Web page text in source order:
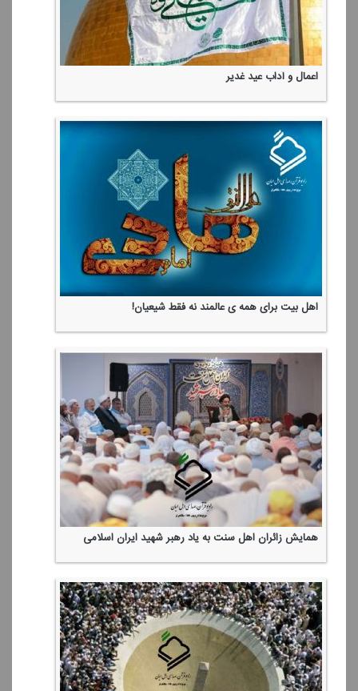
اعمال و آداب عید غدیر
اهل بیت برای همه ی عالمند نه فقط شیعیان!
همایش زائران اهل سنت به یاد رهبر شهید ایران اسلامی